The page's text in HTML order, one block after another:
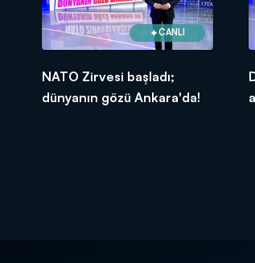
CANLI
NATO Zirvesi başladı;
dünyanın gözü Ankara'da!